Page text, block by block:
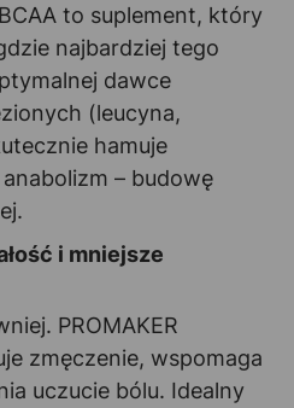
to suplement, który
najbardziej tego
dawce
(leucyna,
hamuje
– budowę
i mniejsze
PROMAKER
zmęczenie, wspomaga
uczucie bólu. Idealny